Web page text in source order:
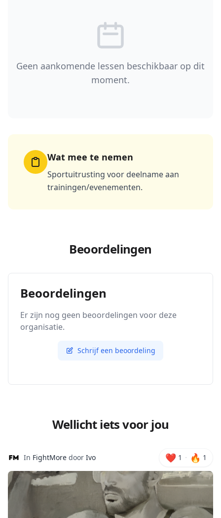
Geen aankomende lessen beschikbaar op dit
moment.
Wat mee te nemen
Sportuitrusting voor deelname aan
trainingen/evenementen.
Beoordelingen
Beoordelingen
Er zijn nog geen beoordelingen voor deze
organisatie.
Schrijf een beoordeling
Wellicht iets voor jou
In FightMore door Ivo ❤️ 1 · 🔥 1